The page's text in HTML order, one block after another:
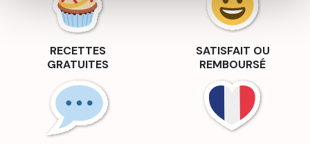
RECETTES
GRATUITES
SATISFAIT OU
REMBOURSÉ